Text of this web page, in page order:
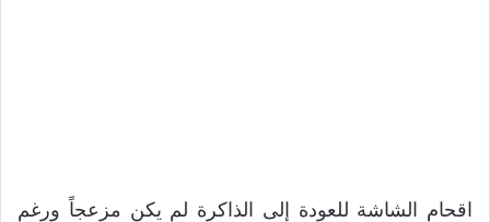
اقحام الشاشة للعودة إلى الذاكرة لم يكن مزعجاً ورغم